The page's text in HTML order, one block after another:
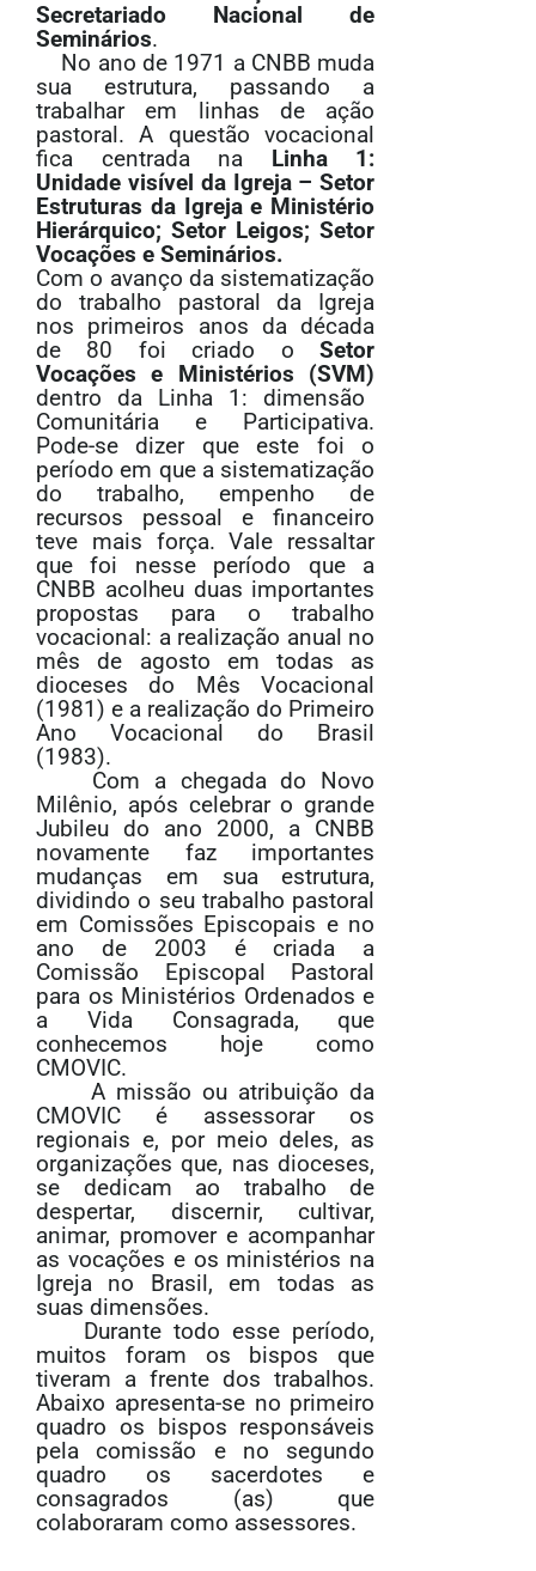
Secretariado Nacional de
Seminários.
No ano de 1971 a CNBB muda
sua estrutura, passando a
trabalhar em linhas de ação
pastoral. A questão vocacional
fica centrada na Linha 1:
Unidade visível da Igreja – Setor
Estruturas da Igreja e Ministério
Hierárquico; Setor Leigos; Setor
Vocações e Seminários.
Com o avanço da sistematização
do trabalho pastoral da Igreja
nos primeiros anos da década
de 80 foi criado oSetor
Vocações e Ministérios (SVM)
dentro da Linha 1: dimensão
Comunitária e Participativa.
Pode-se dizer que este foi o
período em que a sistematização
do trabalho, empenho de
recursos pessoal e financeiro
teve mais força. Vale ressaltar
que foi nesse período que a
CNBB acolheu duas importantes
propostas para o trabalho
vocacional: a realização anual no
mês de agosto em todas as
dioceses do Mês Vocacional
(1981) e a realização do Primeiro
Ano Vocacional do Brasil
(1983).
Com a chegada do Novo
Milênio, após celebrar o grande
Jubileu do ano 2000, a CNBB
novamente faz importantes
mudanças em sua estrutura,
dividindo o seu trabalho pastoral
em Comissões Episcopais e no
ano de 2003 é criada a
Comissão Episcopal Pastoral
para os Ministérios Ordenados e
a Vida Consagrada, que
conhecemos hoje como
CMOVIC.
A missão ou atribuição da
CMOVIC é assessorar os
regionais e, por meio deles, as
organizações que, nas dioceses,
se dedicam ao trabalho de
despertar, discernir, cultivar,
animar, promover e acompanhar
as vocações e os ministérios na
Igreja no Brasil, em todas as
suas dimensões.
Durante todo esse período,
muitos foram os bispos que
tiveram a frente dos trabalhos.
Abaixo apresenta-se no primeiro
quadro os bispos responsáveis
pela comissão e no segundo
quadro os sacerdotes e
consagrados (as) que
colaboraram como assessores.